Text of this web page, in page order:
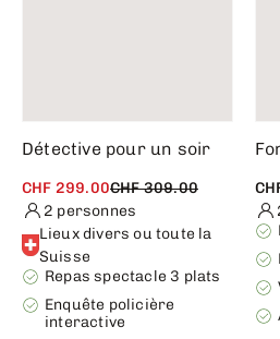
Détective pour un soir
CHF 299.00CHF 309.00
2 personnes
Lieux divers ou toute la
Suisse
Repas spectacle 3 plats
Enquête policière
interactive